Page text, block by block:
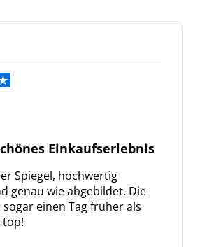
Einkaufserlebnis
Spiegel, hochwertig
genau wie abgebildet. Die
einen Tag früher als
top!